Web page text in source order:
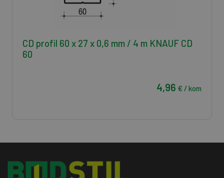
CD profil 60 x 27 x 0,6 mm / 4 m KNAUF CD
60
4,96 € / kom